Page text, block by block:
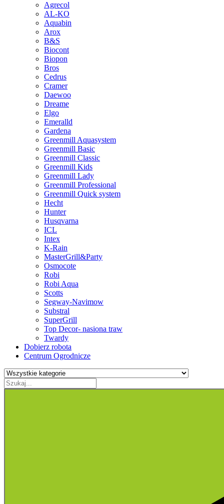
Agrecol
AL-KO
Aquabin
Arox
B&S
Biocont
Biopon
Bros
Cedrus
Cramer
Daewoo
Dreame
Elgo
Emeralld
Gardena
Greenmill Aquasystem
Greenmill Basic
Greenmill Classic
Greenmill Kids
Greenmill Lady
Greenmill Professional
Greenmill Quick system
Hecht
Hunter
Husqvarna
ICL
Intex
K-Rain
MasterGrill&Party
Osmocote
Robi
Robi Aqua
Scotts
Segway-Navimow
Substral
SuperGrill
Top Decor- nasiona traw
Twardy
Dobierz robota
Centrum Ogrodnicze